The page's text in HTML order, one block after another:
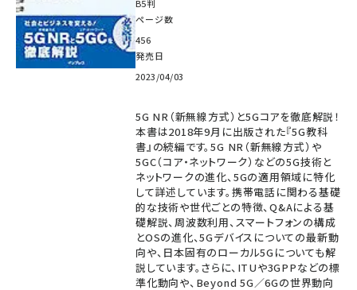
B5判
ページ数
456
発売日
2023/04/03
5G NR（新無線方式）と5Gコアを徹底解説！
本書は2018年9月に出版された『5G教科
書』の続編です。5G NR（新無線方式）や
5GC（コア・ネットワーク）などの5G技術と
ネットワークの進化、5Gの適用領域に特化
して詳述しています。携帯電話に関わる基礎
的な技術や世代ごとの特徴、Q&Aによる基
礎解説、周波数利用、スマートフォンの構成
とOSの進化、5Gデバイスについての最新動
向や、日本固有のローカル5Gについても解
説しています。さらに、ITUや3GPPなどの標
準化動向や、Beyond 5G／6Gの世界動向